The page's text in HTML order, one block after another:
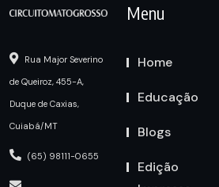
Rua Major Severino
de Queiroz, 455-A,
Duque de Caxias,
Cuiabá/MT
(65) 98111-0655
Menu
Home
Educação
Blogs
Edição